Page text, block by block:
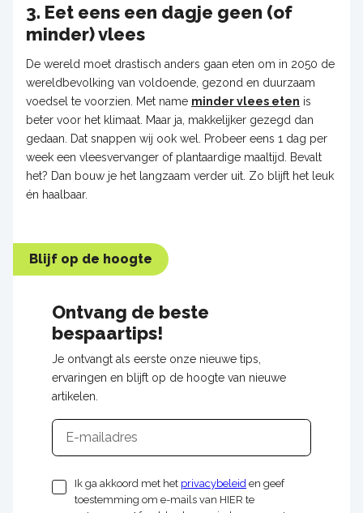
3. Eet eens een dagje geen (of
minder) vlees
De wereld moet drastisch anders gaan eten om in 2050 de
wereldbevolking van voldoende, gezond en duurzaam
voedsel te voorzien. Met name minder vlees eten is
beter voor het klimaat. Maar ja, makkelijker gezegd dan
gedaan. Dat snappen wij ook wel. Probeer eens 1 dag per
week een vleesvervanger of plantaardige maaltijd. Bevalt
het? Dan bouw je het langzaam verder uit. Zo blijft het leuk
én haalbaar.
Blijf op de hoogte
Ontvang de beste
bespaartips!
Je ontvangt als eerste onze nieuwe tips,
ervaringen en blijft op de hoogte van nieuwe
artikelen.
E-
mailadres
Ik ga akkoord met het privacybeleid en geef
toestemming om e-mails van HIER te